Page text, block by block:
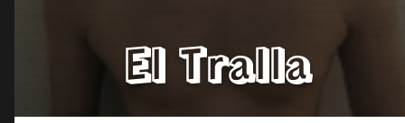
El Tralla